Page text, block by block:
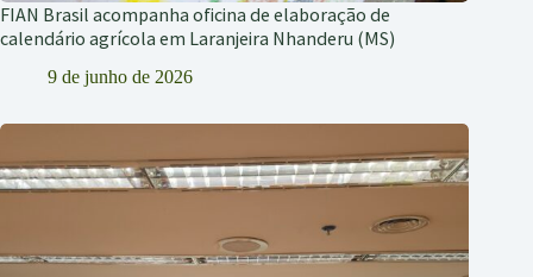
FIAN Brasil acompanha oficina de elaboração de
calendário agrícola em Laranjeira Nhanderu (MS)
9 de junho de 2026